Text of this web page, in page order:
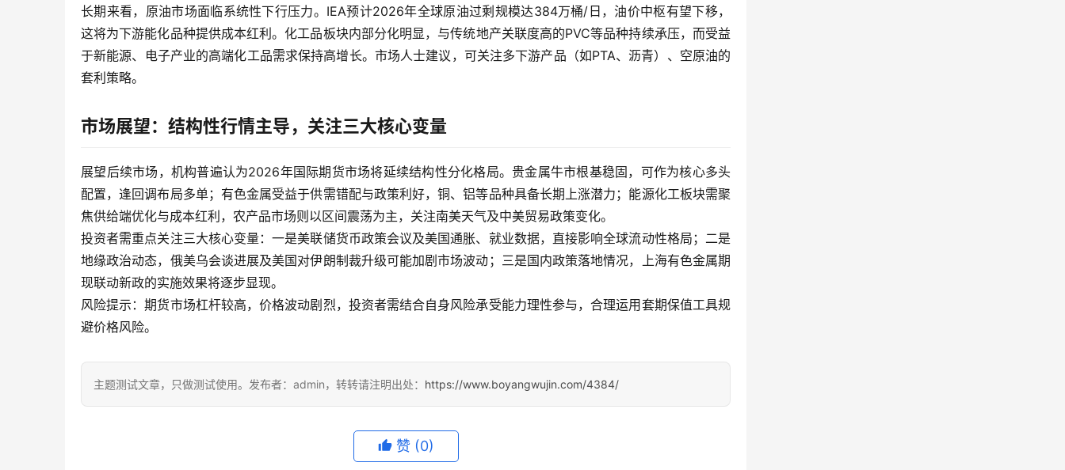
长期来看，原油市场面临系统性下行压力。IEA预计2026年全球原油过剩规模达384万桶/日，油价中枢有望下移，
这将为下游能化品种提供成本红利。化工品板块内部分化明显，与传统地产关联度高的PVC等品种持续承压，而受益
于新能源、电子产业的高端化工品需求保持高增长。市场人士建议，可关注多下游产品（如PTA、沥青）、空原油的
套利策略。
市场展望：结构性行情主导，关注三大核心变量
展望后续市场，机构普遍认为2026年国际期货市场将延续结构性分化格局。贵金属牛市根基稳固，可作为核心多头
配置，逢回调布局多单；有色金属受益于供需错配与政策利好，铜、铝等品种具备长期上涨潜力；能源化工板块需聚
焦供给端优化与成本红利，农产品市场则以区间震荡为主，关注南美天气及中美贸易政策变化。
投资者需重点关注三大核心变量：一是美联储货币政策会议及美国通胀、就业数据，直接影响全球流动性格局；二是
地缘政治动态，俄美乌会谈进展及美国对伊朗制裁升级可能加剧市场波动；三是国内政策落地情况，上海有色金属期
现联动新政的实施效果将逐步显现。
风险提示：期货市场杠杆较高，价格波动剧烈，投资者需结合自身风险承受能力理性参与，合理运用套期保值工具规
避价格风险。
主题测试文章，只做测试使用。发布者：admin，转转请注明出处： https://www.boyangwujin.com/4384/
赞 (0)